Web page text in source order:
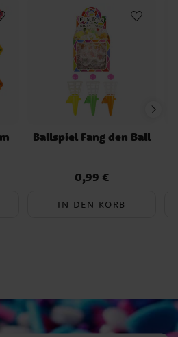
Fans, aus dem sie ihr
genießen können.
Ballspiel Fang den Ball
Preis:0,99 €
0,99 €
IN DEN KORB